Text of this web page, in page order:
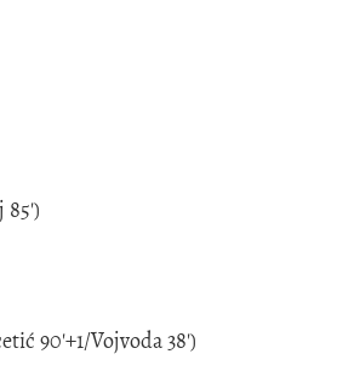
85')
90'+1/Vojvoda 38')